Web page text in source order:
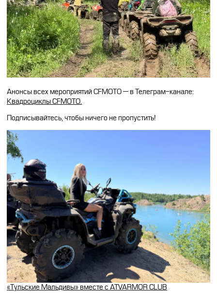
Анонсы всех мероприятий CFMOTO — в Телеграм-канале:
Квадроциклы CFMOTO.
Подписывайтесь, чтобы ничего не пропустить!
«Тульские Мальдивы» вместе с ATVARMOR CLUB